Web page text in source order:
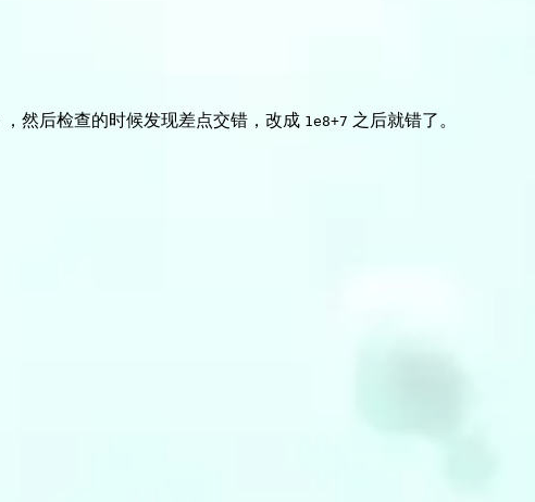
，然后检查的时候发现差点交错，改成 1e8+7 之后就错了。